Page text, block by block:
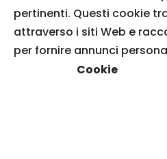
pertinenti. Questi cookie
attraverso i siti Web e
per fornire annunci
Cookie